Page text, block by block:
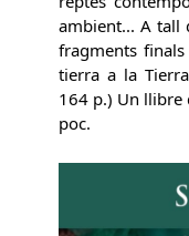
ambient... A tall
fragments
tierra a la
164 p.) Un llibre
poc.